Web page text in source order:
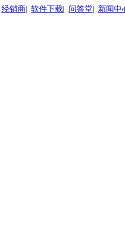
经销商| 软件下载| 问答堂| 新闻中